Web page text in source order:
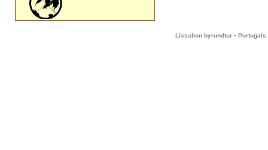
Lissabon byrundtur - Portugals